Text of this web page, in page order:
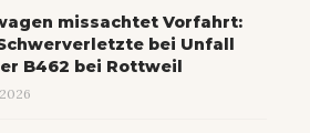
missachtet Vorfahrt:
bei Unfall
B462 bei Rottweil